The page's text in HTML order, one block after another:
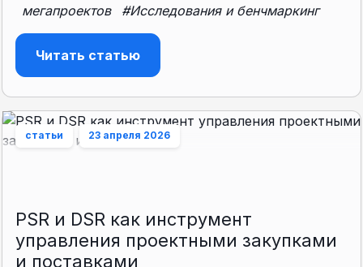
мегапроектов
#Исследования и бенчмаркинг
Читать статью
статьи 23 апреля 2026
PSR и DSR как инструмент
управления проектными закупками
и поставками